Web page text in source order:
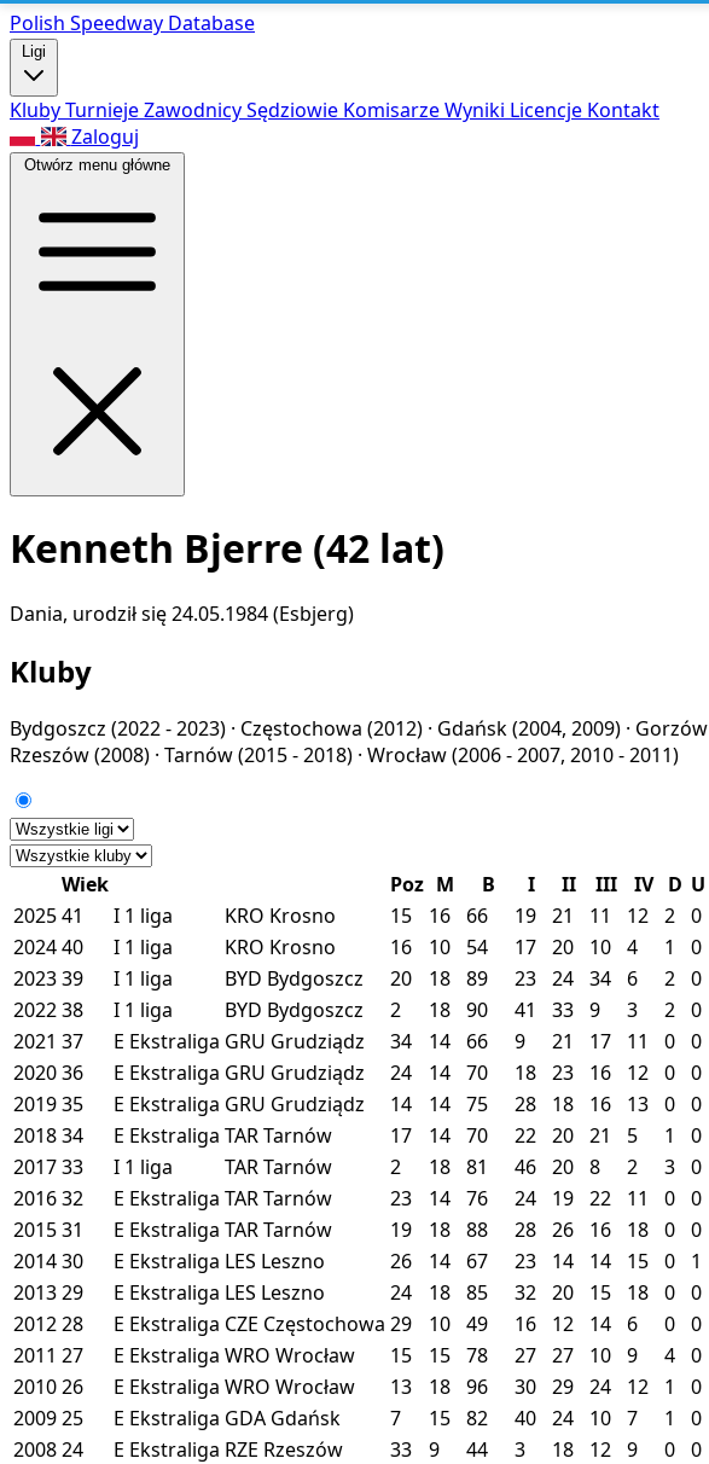
Polish Speedway Database
Ligi
KlubyTurniejeZawodnicySędziowie KomisarzeWyniki Licencje Kontakt
Zaloguj
Otwórz menu główne
Kenneth Bjerre (42 lat)
Dania, urodził się 24.05.1984 (Esbjerg)
Kluby
Bydgoszcz (2022 - 2023) · Częstochowa (2012) · Gdańsk(2004, 2009) · Gorzów
Rzeszów(2008) · Tarnów(2015 - 2018) · Wrocław(2006 - 2007, 2010 - 2011)
Wiek Poz M B I II III IV D U
202541 I 1 liga KRO Krosno 15 16 66 19 21 11 12 2 0
202440 I 1 liga KRO Krosno 16 10 54 17 20 10 4 1 0
202339 I 1 liga BYD Bydgoszcz 20 18 89 23 24 34 6 2 0
202238 I 1 liga BYD Bydgoszcz 2 18 90 41 33 9 3 2 0
2021 37 E Ekstraliga GRU Grudziądz 34 14 66 9 21 17 11 0 0
202036 E Ekstraliga GRU Grudziądz 24 14 70 18 23 16 12 0 0
201935 E Ekstraliga GRU Grudziądz 14 14 75 28 18 16 13 0 0
201834 E Ekstraliga TARTarnów 17 14 70 22 20 21 5 1 0
201733 I 1 liga TARTarnów 2 18 81 46 20 8 2 3 0
201632 E Ekstraliga TARTarnów 23 14 76 24 19 22 11 0 0
201531 E Ekstraliga TARTarnów 19 18 88 28 26 16 18 0 0
201430 E Ekstraliga LES Leszno 26 14 67 23 14 14 15 0 1
201329 E Ekstraliga LES Leszno 24 18 85 32 20 15 18 0 0
201228 E Ekstraliga CZE Częstochowa 29 10 49 16 12 14 6 0 0
2011 27 E Ekstraliga WRO Wrocław 15 15 78 27 27 10 9 4 0
201026 E Ekstraliga WRO Wrocław 13 18 96 30 29 24 12 1 0
200925 E Ekstraliga GDA Gdańsk 7 15 82 40 24 10 7 1 0
200824 E Ekstraliga RZE Rzeszów 33 9 44 3 18 12 9 0 0